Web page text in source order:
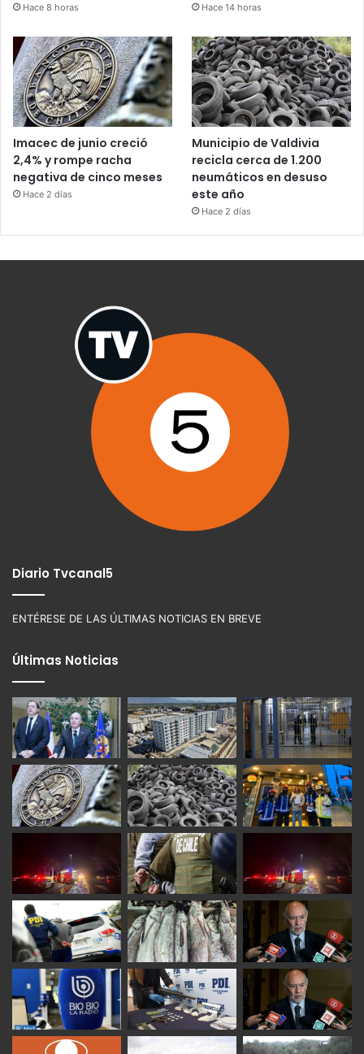
Hace 8 horas Hace 14 horas
Imacec de junio creció
2,4% y rompe racha
negativa de cinco meses
Hace 2 días
Municipio de Valdivia
recicla cerca de 1.200
neumáticos en desuso
este año
Hace 2 días
Diario Tvcanal5
ENTÉRESE DE LAS ÚLTIMAS NOTICIAS EN BREVE
Últimas Noticias